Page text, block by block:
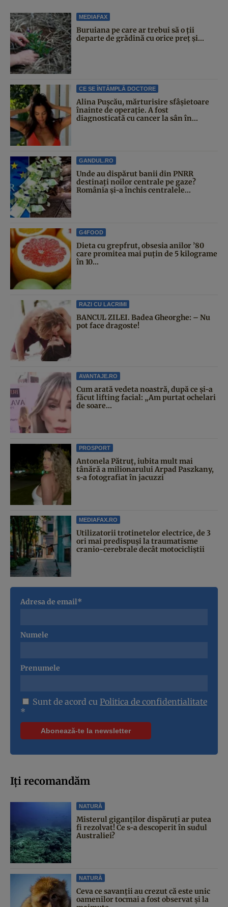
MEDIAFAX
Buruiana pe care ar trebui să o ții
departe de grădină cu orice preț și...
CE SE ÎNTÂMPLĂ DOCTORE
Alina Pușcău, mărturisire sfâșietoare
înainte de operație. A fost
diagnosticată cu cancer la sân în...
GANDUL.RO
Unde au dispărut banii din PNRR
destinați noilor centrale pe gaze?
România și-a închis centralele...
G4FOOD
Dieta cu grepfrut, obsesia anilor ’80
care promitea mai puțin de 5 kilograme
în 10...
RAZI CU LACRIMI
BANCUL ZILEI. Badea Gheorghe: – Nu
pot face dragoste!
AVANTAJE.RO
Cum arată vedeta noastră, după ce și-a
făcut lifting facial: „Am purtat ochelari
de soare...
PROSPORT
Antonela Pătruț, iubita mult mai
tânără a milionarului Arpad Paszkany,
s-a fotografiat în jacuzzi
MEDIAFAX.RO
Utilizatorii trotinetelor electrice, de 3
ori mai predispuși la traumatisme
cranio-cerebrale decât motocicliștii
Adresa de email*
Numele
Prenumele
Sunt de acord cu Politica de confidentialitate
*
Iți recomandăm
NATURĂ
Misterul giganților dispăruți ar putea
fi rezolvat! Ce s-a descoperit în sudul
Australiei?
NATURĂ
Ceva ce savanții au crezut că este unic
oamenilor tocmai a fost observat și la